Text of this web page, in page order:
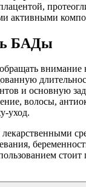
активными
БАДы
внимание
и основную
волосы,
уход.
стоит